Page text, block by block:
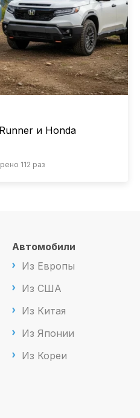
и Honda
112 раз
Автомобили
Из Европы
Из США
Из Китая
Из Японии
Из Кореи